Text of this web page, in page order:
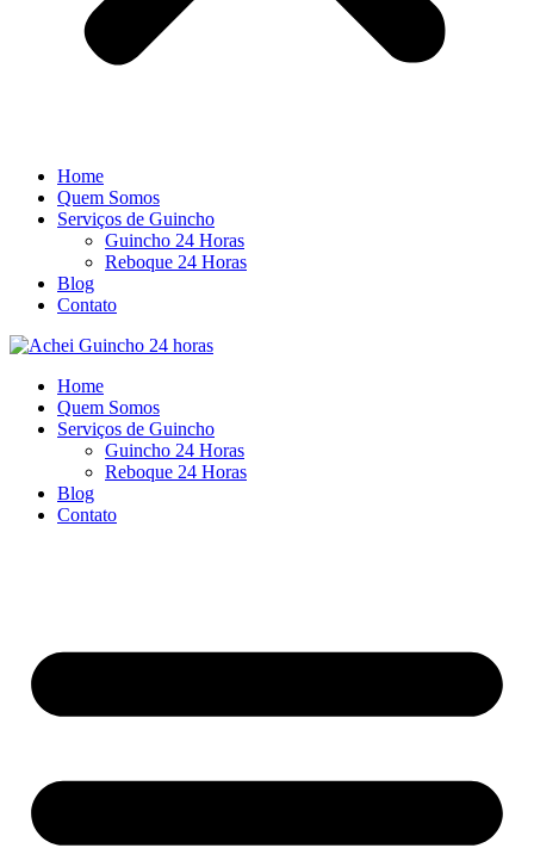
Home
Quem Somos
Serviços de Guincho
Guincho 24 Horas
Reboque 24 Horas
Blog
Contato
Home
Quem Somos
Serviços de Guincho
Guincho 24 Horas
Reboque 24 Horas
Blog
Contato